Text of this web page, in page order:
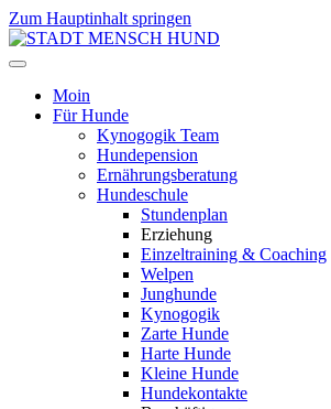
Zum Hauptinhalt springen
Moin
Für Hunde
Kynogogik Team
Hundepension
Ernährungsberatung
Hundeschule
Stundenplan
Erziehung
Einzeltraining & Coaching
Welpen
Junghunde
Kynogogik
Zarte Hunde
Harte Hunde
Kleine Hunde
Hundekontakte